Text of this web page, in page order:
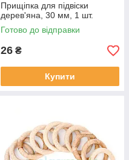
Прищіпка для підвіски
дерев'яна, 30 мм, 1 шт.
Готово до відправки
26 ₴
Купити